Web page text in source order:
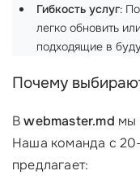
Гибкость услуг:
легко обновить
подходящие в
Почему
Вwebmaster.md мы
Наша команда с
предлагает: